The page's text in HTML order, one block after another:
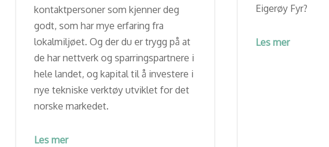
kontaktpersoner som kjenner deg
godt, som har mye erfaring fra
lokalmiljøet. Og der du er trygg på at
de har nettverk og sparringspartnere i
hele landet, og kapital til å investere i
nye tekniske verktøy utviklet for det
norske markedet.
Les mer
Eigerøy Fyr?
Les mer